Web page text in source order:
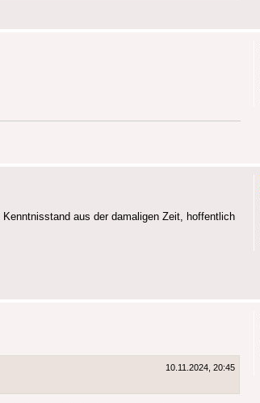
aus der damaligen Zeit, hoffentlich
10.11.2024, 20:45